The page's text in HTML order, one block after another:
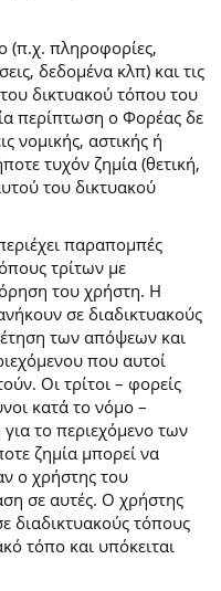
(π.χ. πληροφορίες,
δεδομένα κλπ) και τις
δικτυακού τόπου του
περίπτωση ο Φορέας δε
νομικής, αστικής ή
τυχόν ζημία (θετική,
του δικτυακού
παραπομπές
τρίτων με
του χρήστη. Η
σε διαδικτυακούς
των απόψεων και
που αυτοί
Οι τρίτοι – φορείς
κατά το νόμο –
το περιεχόμενο των
ζημία μπορεί να
ο χρήστης του
σε αυτές. Ο χρήστης
διαδικτυακούς τόπους
τόπο και υπόκειται